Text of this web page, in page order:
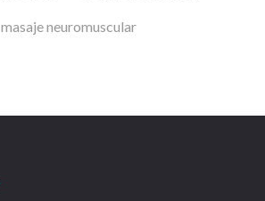
masaje neuromuscular